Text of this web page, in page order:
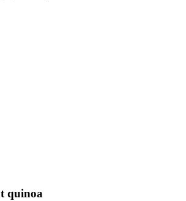
quinoa